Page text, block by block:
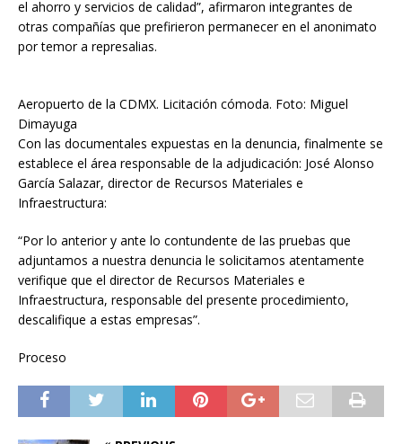
el ahorro y servicios de calidad”, afirmaron integrantes de
otras compañías que prefirieron permanecer en el anonimato
por temor a represalias.
Aeropuerto de la CDMX. Licitación cómoda. Foto: Miguel
Dimayuga
Con las documentales expuestas en la denuncia, finalmente se
establece el área responsable de la adjudicación: José Alonso
García Salazar, director de Recursos Materiales e
Infraestructura:
“Por lo anterior y ante lo contundente de las pruebas que
adjuntamos a nuestra denuncia le solicitamos atentamente
verifique que el director de Recursos Materiales e
Infraestructura, responsable del presente procedimiento,
descalifique a estas empresas”.
Proceso